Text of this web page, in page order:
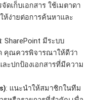
ดเก็บเอกสาร ใช้เมตาดา
ห้ง่ายต่อการค้นหาและ
: SharePoint มีระบบ
คุณควรพิจารณาให้ดีว่า
ะปกป้องเอกสารที่มีความ
: แนะนำให้สมาชิกในทีม